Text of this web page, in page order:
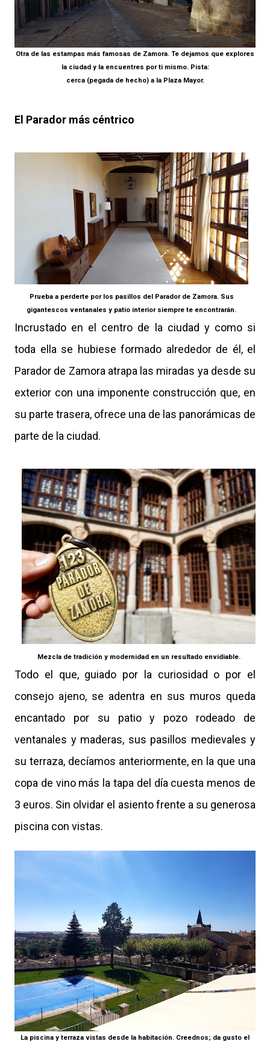
Otra de las estampas más famosas de Zamora. Te dejamos que explores
la ciudad y la encuentres por ti mismo. Pista:
cerca (pegada de hecho) a la Plaza Mayor.
El Parador más céntrico
Prueba a perderte por los pasillos del Parador de Zamora. Sus
gigantescos ventanales y patio interior siempre te encontrarán.
Incrustado en el centro de la ciudad y como si
toda ella se hubiese formado alrededor de él, el
Parador de Zamora atrapa las miradas ya desde su
exterior con una imponente construcción que, en
su parte trasera, ofrece una de las panorámicas de
parte de la ciudad.
Mezcla de tradición y modernidad en un resultado envidiable.
Todo el que, guiado por la curiosidad o por el
consejo ajeno, se adentra en sus muros queda
encantado por su patio y pozo rodeado de
ventanales y maderas, sus pasillos medievales y
su terraza, decíamos anteriormente, en la que una
copa de vino más la tapa del día cuesta menos de
3 euros. Sin olvidar el asiento frente a su generosa
piscina con vistas.
La piscina y terraza vistas desde la habitación. Creednos; da gusto el